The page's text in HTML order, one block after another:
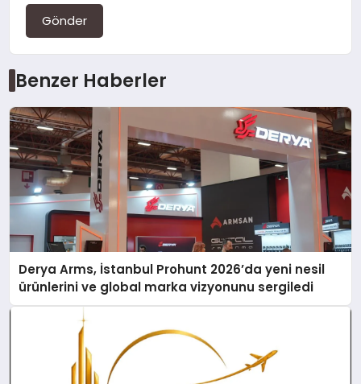
Gönder
Benzer Haberler
Derya Arms, İstanbul Prohunt 2026’da yeni nesil
ürünlerini ve global marka vizyonunu sergiledi